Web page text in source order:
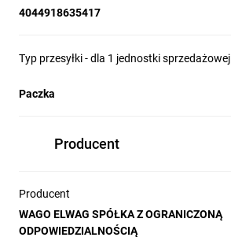
4044918635417
Typ przesyłki - dla 1 jednostki sprzedażowej
Paczka
Producent
Producent
WAGO ELWAG SPÓŁKA Z OGRANICZONĄ
ODPOWIEDZIALNOŚCIĄ